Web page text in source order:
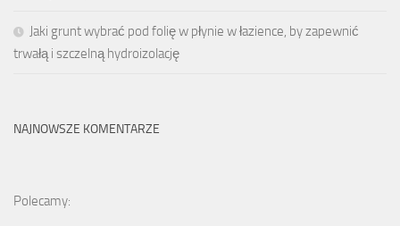
Jaki grunt wybrać pod folię w płynie w łazience, by zapewnić
trwałą i szczelną hydroizolację
NAJNOWSZE KOMENTARZE
Polecamy: